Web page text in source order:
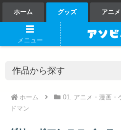
ホーム グッズ アニメ
ホーム 01. アニメ・漫画・
ドマン
メニュー